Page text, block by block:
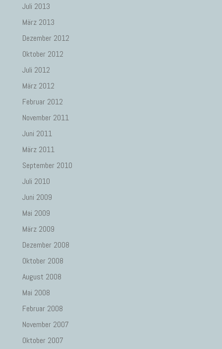
Juli 2013
März 2013
Dezember 2012
Oktober 2012
Juli 2012
März 2012
Februar 2012
November 2011
Juni 2011
März 2011
September 2010
Juli 2010
Juni 2009
Mai 2009
März 2009
Dezember 2008
Oktober 2008
August 2008
Mai 2008
Februar 2008
November 2007
Oktober 2007